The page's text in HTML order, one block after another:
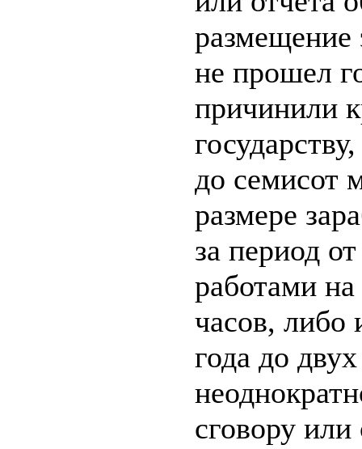
размещение
не прошел
причинили
до семисот
размере
за период
работами на
часов, либо
года до
сговору